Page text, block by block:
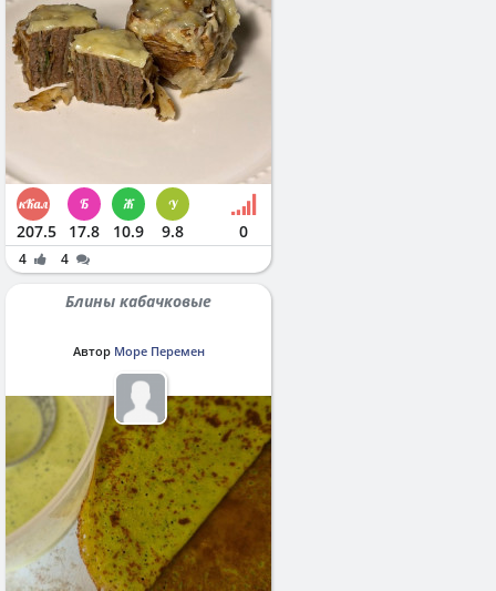
207.5 17.8 10.9 9.8 0
4 4
Блины кабачковые
Автор Море Перемен